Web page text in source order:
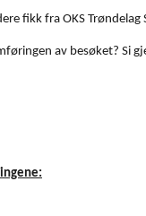
fikk fra OKS Trøndelag
av besøket? Si